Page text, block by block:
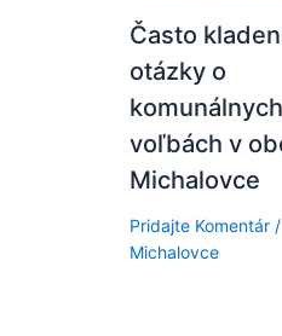
Často
otázky o
komunálnych
voľbách v
Michalovce
Pridajte Komentár /
Michalovce